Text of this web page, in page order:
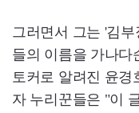
그러면서 그는 '김
들의 이름을 가나다
토커로 알려진 윤경
자 누리꾼들은 "이